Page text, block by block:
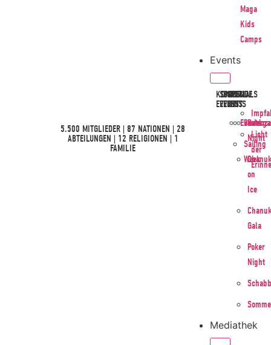
5.500 MITGLIEDER | 87 NATIONEN | 28
ABTEILUNGEN | 12 RELIGIONEN | 1
FAMILIE
Maga
Kids
Camps
Events
KOMMENDE
EVENTS
Events
SPORT
EVENTS
Sailing
Week
SOCIAL
EVENTS
Night
on
Ice
Gala
Poker
Night
SPECIALS
Licht
der
Mediathek